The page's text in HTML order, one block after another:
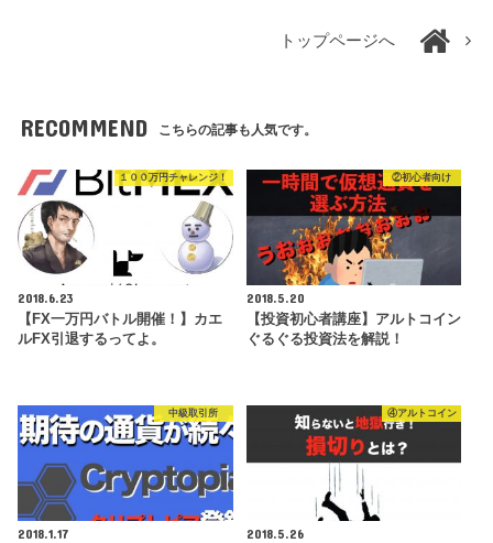
トップページへ
RECOMMEND こちらの記事も人気です。
１００万円チャレンジ！
2018.6.23
【FX一万円バトル開催！】カエ
ルFX引退するってよ。
②初心者向け
2018.5.20
【投資初心者講座】アルトコイン
ぐるぐる投資法を解説！
中級取引所
2018.1.17
④アルトコイン
2018.5.26